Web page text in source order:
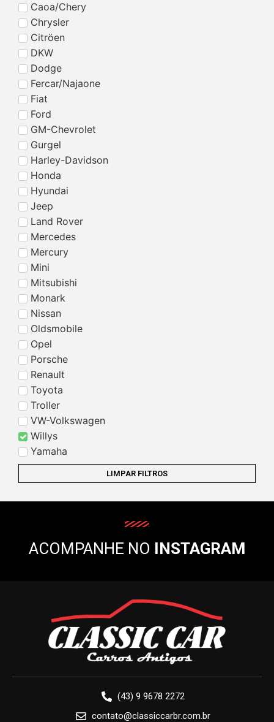
Caoa/Chery
Chrysler
Citröen
DKW
Dodge
Fercar/Najaone
Fiat
Ford
GM-Chevrolet
Gurgel
Harley-Davidson
Honda
Hyundai
Jeep
Land Rover
Mercedes
Mercury
Mini
Mitsubishi
Monark
Nissan
Oldsmobile
Opel
Porsche
Renault
Toyota
Troller
VW-Volkswagen
Willys
Yamaha
LIMPAR FILTROS
ACOMPANHE NO INSTAGRAM
(43) 9 9678 2272
contato@classiccarbr.com.br